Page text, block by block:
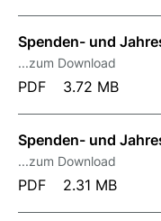
Spenden- und
...zum Download
PDF 3.72 MB
Spenden- und
...zum Download
PDF 2.31 MB